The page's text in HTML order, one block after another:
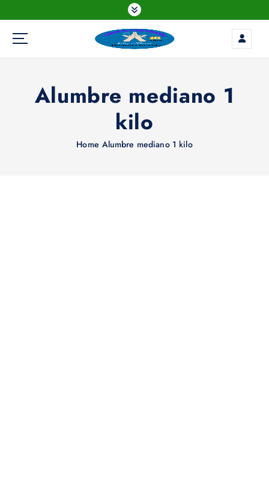
k
t
Alumbre mediano 1
kilo
Home Alumbre mediano 1 kilo